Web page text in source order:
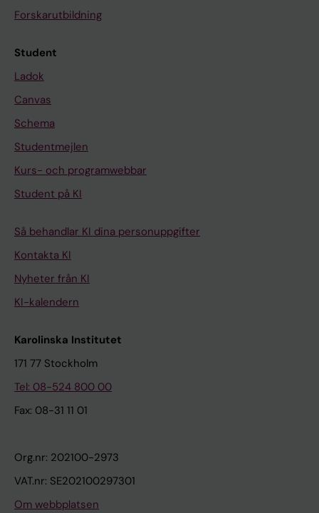
Forskarutbildning
Student
Ladok
Canvas
Schema
Studentmejlen
Kurs- och programwebbar
Student på KI
Så behandlar KI dina personuppgifter
Kontakta KI
Nyheter från KI
KI-kalendern
Karolinska Institutet
171 77 Stockholm
Tel: 08-524 800 00
Fax: 08-31 11 01
Org.nr: 202100-2973
VAT.nr: SE202100297301
Om webbplatsen